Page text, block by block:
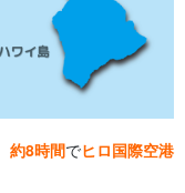
約8時間でヒロ国際空港